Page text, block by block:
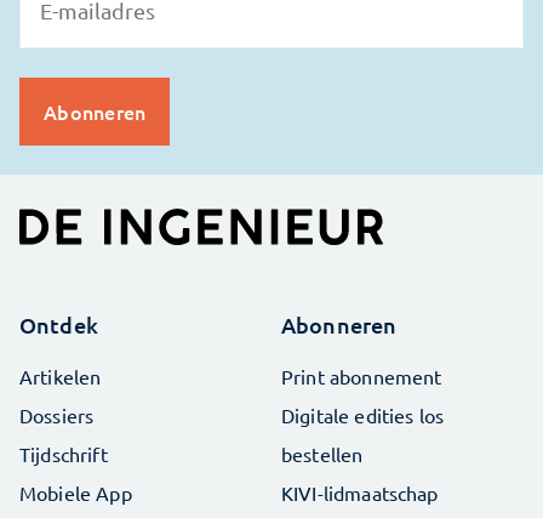
Ontdek
Artikelen
Dossiers
Tijdschrift
Mobiele App
Abonneren
Print abonnement
Digitale edities los
bestellen
KIVI-lidmaatschap